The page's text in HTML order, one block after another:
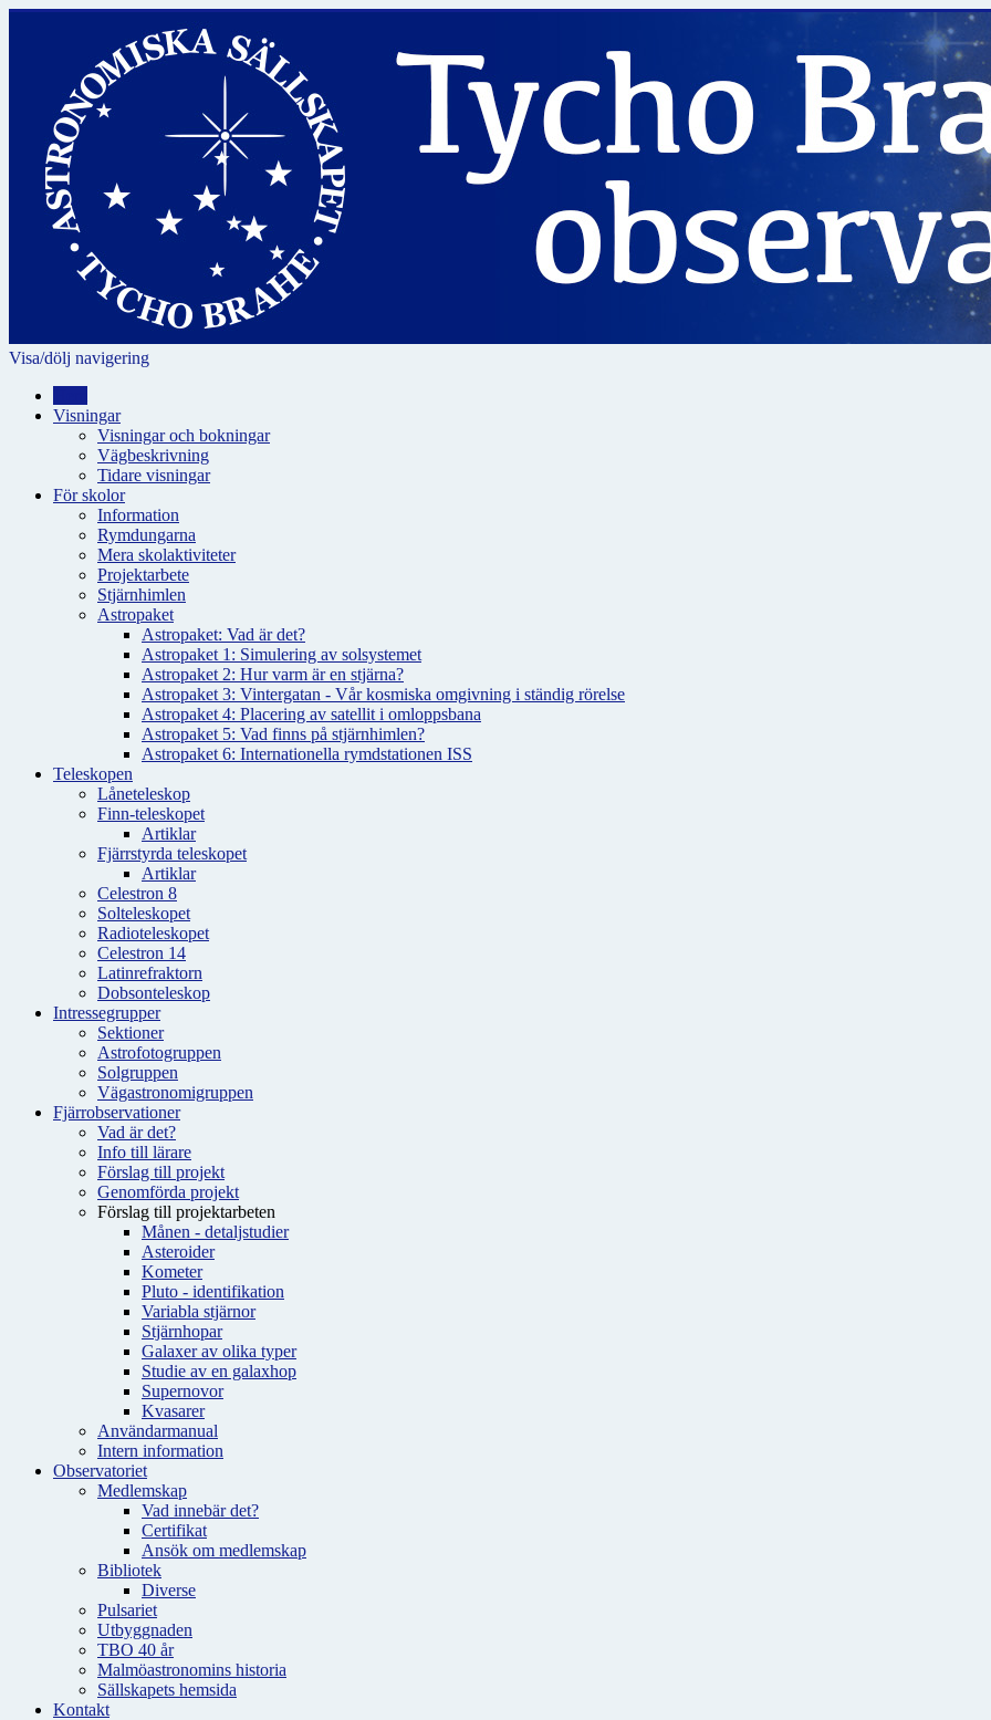
Visa/dölj navigering
Visningar
Visningar och bokningar
Vägbeskrivning
Tidare visningar
För skolor
Information
Rymdungarna
Mera skolaktiviteter
Projektarbete
Stjärnhimlen
Astropaket
Astropaket: Vad är det?
Astropaket 1: Simulering av solsystemet
Astropaket 2: Hur varm är en stjärna?
Astropaket 3: Vintergatan - Vår kosmiska omgivning i ständig rörelse
Astropaket 4: Placering av satellit i omloppsbana
Astropaket 5: Vad finns på stjärnhimlen?
Astropaket 6: Internationella rymdstationen ISS
Teleskopen
Låneteleskop
Finn-teleskopet
Artiklar
Fjärrstyrda teleskopet
Artiklar
Celestron 8
Solteleskopet
Radioteleskopet
Celestron 14
Latinrefraktorn
Dobsonteleskop
Intressegrupper
Sektioner
Astrofotogruppen
Solgruppen
Vägastronomigruppen
Fjärrobservationer
Vad är det?
Info till lärare
Förslag till projekt
Genomförda projekt
Förslag till projektarbeten
Månen - detaljstudier
Asteroider
Kometer
Pluto - identifikation
Variabla stjärnor
Stjärnhopar
Galaxer av olika typer
Studie av en galaxhop
Supernovor
Kvasarer
Användarmanual
Intern information
Observatoriet
Medlemskap
Vad innebär det?
Certifikat
Ansök om medlemskap
Bibliotek
Diverse
Pulsariet
Utbyggnaden
TBO 40 år
Malmöastronomins historia
Sällskapets hemsida
Kontakt